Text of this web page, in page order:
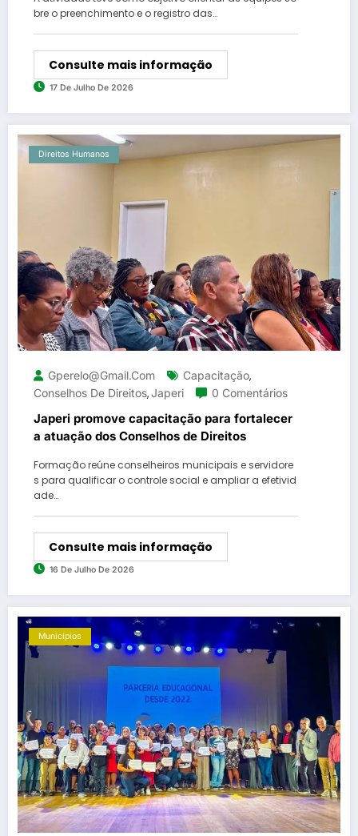
bre o preenchimento e o registro das…
Consulte mais informação
17 De Julho De 2026
Direitos Humanos
Gperelo@gmail.com Capacitação,
Conselhos De Direitos,Japeri 0 Comentários
Japeri promove capacitação para fortalecer
a atuação dos Conselhos de Direitos
Formação reúne conselheiros municipais e servidore
s para qualificar o controle social e ampliar a efetivid
ade…
Consulte mais informação
16 De Julho De 2026
Municípios